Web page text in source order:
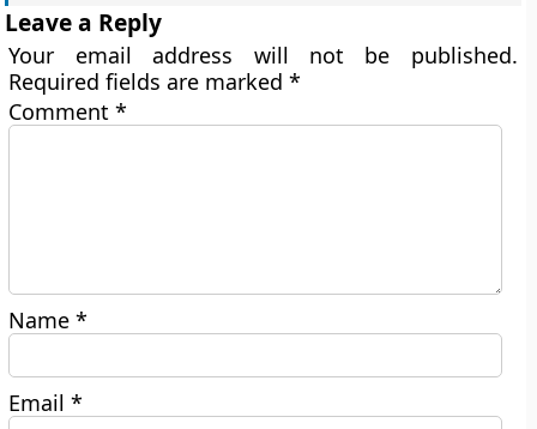
Leave a Reply
Your email address will not be published.
Required fields are marked*
Comment*
Name*
Email*